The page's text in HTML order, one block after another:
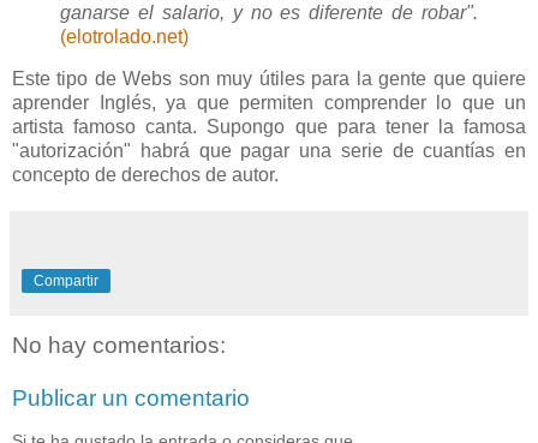
ganarse el salario, y no es diferente de robar".
(elotrolado.net)
Este tipo de Webs son muy útiles para la gente que quiere
aprender Inglés, ya que permiten comprender lo que un
artista famoso canta. Supongo que para tener la famosa
"autorización" habrá que pagar una serie de cuantías en
concepto de derechos de autor.
Compartir
No hay comentarios:
Publicar un comentario